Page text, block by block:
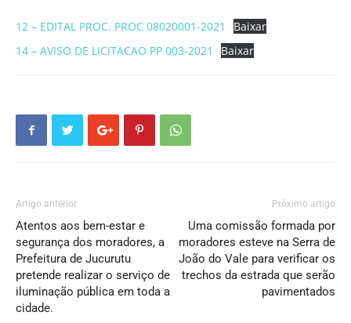
12 – EDITAL PROC. PROC 08020001-2021
Baixar
14 – AVISO DE LICITACAO PP 003-2021
Baixar
Artigo anterior
Atentos aos bem-estar e
segurança dos moradores, a
Prefeitura de Jucurutu
pretende realizar o serviço de
iluminação pública em toda a
cidade.
Próximo artigo
Uma comissão formada por
moradores esteve na Serra de
João do Vale para verificar os
trechos da estrada que serão
pavimentados